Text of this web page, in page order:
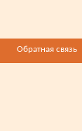
Обратная связь